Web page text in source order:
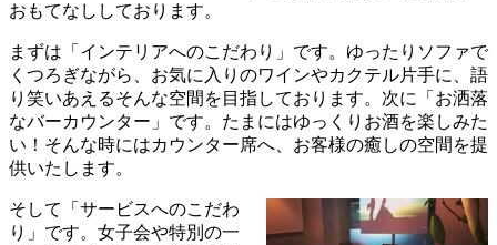
おもてなししております。
まずは「インテリアへのこだわり」です。ゆったりソファで
くつろぎながら、お気に入りのワインやカクテル片手に、語
り笑いあえるそんな空間を目指しております。次に「お洒落
なバーカウンター」です。たまにはゆっくりお酒を楽しみた
い！そんな時にはカウンター席へ、お客様の癒しの空間を提
供いたします。
そして「サービスへのこだわ
り」です。女子会や特別の一